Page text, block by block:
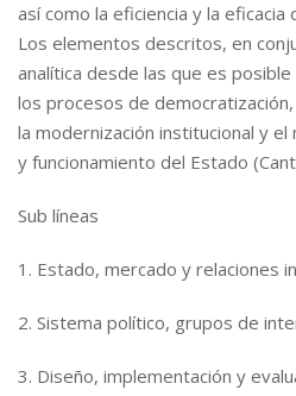
así como la eficiencia y la
Los elementos descritos, en
analítica desde las que es
los procesos de
la modernización institucional y
y funcionamiento del Estado
Sub líneas
1. Estado, mercado y relaciones
2. Sistema político, grupos de
3. Diseño, implementación y